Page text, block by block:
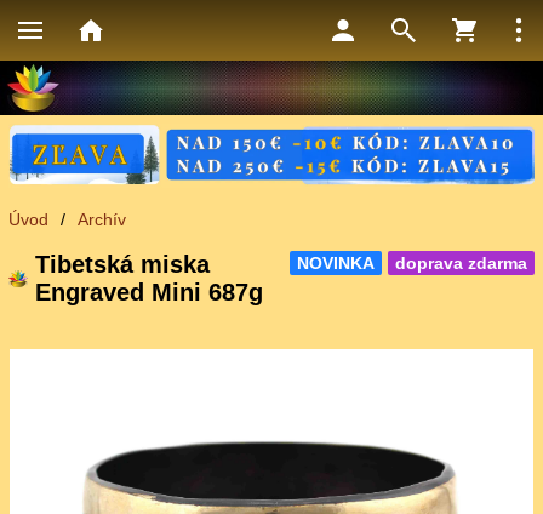
Úvod / Archív
doprava zdarma
NOVINKA
Tibetská miska
Engraved Mini 687g